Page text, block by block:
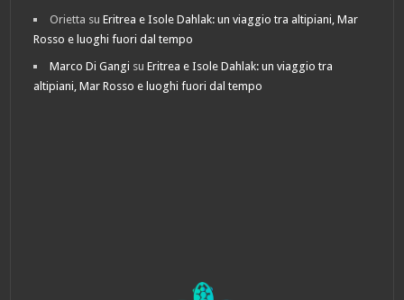
Orietta suEritrea e Isole Dahlak: un viaggio tra altipiani, Mar
Rosso e luoghi fuori dal tempo
Marco Di Gangi suEritrea e Isole Dahlak: un viaggio tra
altipiani, Mar Rosso e luoghi fuori dal tempo